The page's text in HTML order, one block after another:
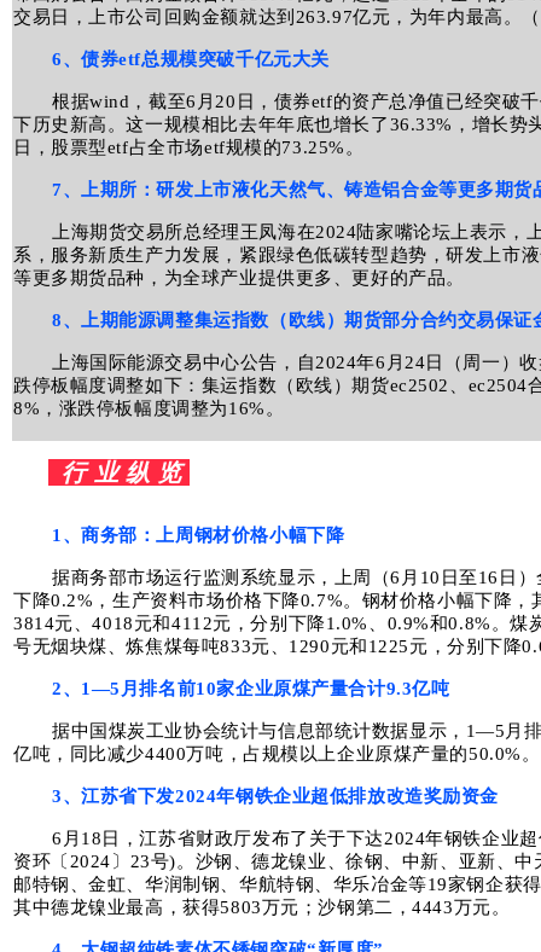
交易日，上市公司回购金额就达到263.97亿元，为年内最高。
6、债券etf总规模突破千亿元大关
根据wind，截至6月20日，债券etf的资产总净值已经突破
下历史新高。这一规模相比去年年底也增长了36.33%，增长势
日，股票型etf占全市场etf规模的73.25%。
7、上期所：研发上市液化天然气、铸造铝合金等更多期货
上海期货交易所总经理王凤海在2024陆家嘴论坛上表示，
系，服务新质生产力发展，紧跟绿色低碳转型趋势，研发上市
等更多期货品种，为全球产业提供更多、更好的产品。
8、上期能源调整集运指数（欧线）期货部分合约交易保证
上海国际能源交易中心公告，自2024年6月24日（周一）
跌停板幅度调整如下：集运指数（欧线）期货ec2502、ec2504
8%，涨跌停板幅度调整为16%。
行 业 纵 览
1、商务部：上周钢材价格小幅下降
据商务部市场运行监测系统显示，上周（6月10日至16日
下降0.2%，生产资料市场价格下降0.7%。钢材价格小幅下降
3814元、4018元和4112元，分别下降1.0%、0.9%和0.8%。煤
号无烟块煤、炼焦煤每吨833元、1290元和1225元，分别下降
2、1—5月排名前10家企业原煤产量合计9.3亿吨
据中国煤炭工业协会统计与信息部统计数据显示，1—5月
亿吨，同比减少4400万吨，占规模以上企业原煤产量的50.0%。
3、江苏省下发2024年钢铁企业超低排放改造奖励资金
6月18日，江苏省财政厅发布了关于下达2024年钢铁企业
资环〔2024〕23号)。沙钢、德龙镍业、徐钢、中新、亚新、
邮特钢、金虹、华润制钢、华航特钢、华乐冶金等19家钢企获
其中德龙镍业最高，获得5803万元；沙钢第二，4443万元。